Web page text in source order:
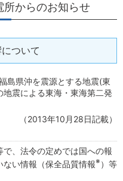
所からのお知らせ
ついて
島県沖を震源とする地震(東
震による東海・東海第二発
（2013年10月28日記載）
、法令の定めでは国への報
い情報（保全品質情報※ ）等